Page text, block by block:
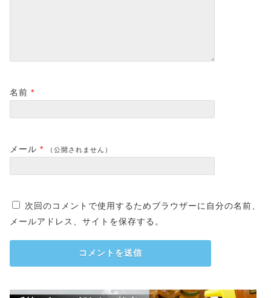
名前 *
メール * （公開されません）
次回のコメントで使用するためブラウザーに自分の名前、
メールアドレス、サイトを保存する。